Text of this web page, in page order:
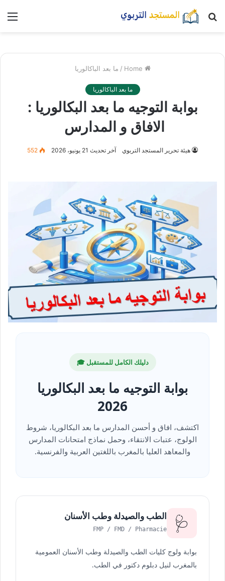
بحث
/ ما بعد الباكالوريا
ما بعد الباكالوريا
بوابة التوجيه ما بعد البكالوريا :
الافاق و المدارس
هيئة تحرير المستجد التربوي آخر تحديث 21 يونيو، 2026 552
دليلك الكامل للمستقبل 🎓
بوابة التوجيه ما بعد البكالوريا
2026
اكتشف، افاق و أحسن المدارس ما بعد البكالوريا، شروط
الولوج، عتبات الانتقاء، وحمل نماذج امتحانات المدارس
والمعاهد العليا بالمغرب باللغتين العربية والفرنسية.
🩺 الطب والصيدلة وطب الأسنان
FMP / FMD / Pharmacie
بوابة ولوج كليات الطب والصيدلة وطب الأسنان العمومية
بالمغرب لنيل دبلوم دكتور في الطب.